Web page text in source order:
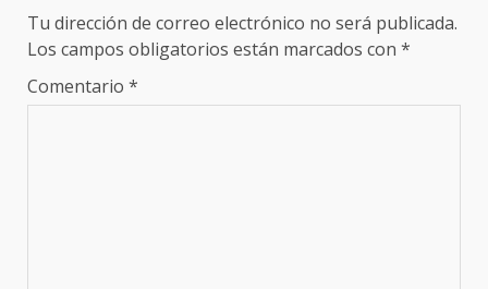
Tu dirección de correo electrónico no será publicada.
Los campos obligatorios están marcados con *
Comentario *